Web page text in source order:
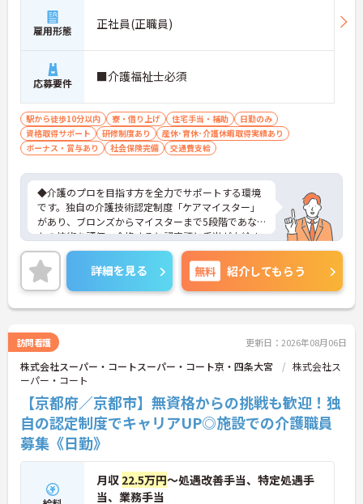
雇用形態 正社員(正職員)
応募要件 ■介護福祉士必須
駅から徒歩10分以内 寮・借り上げ 住宅手当・補助
日勤のみ
資格取得サポート
研修制度あり
産休･育休･介護休暇取得実績あり
ボーナス・賞与あり
社会保険完備 交通費支給
◆介護のプロを目指す方を全力でサポートする環境
です。独自の介護技術認定制度「ケアマイスター」
があり、ブロンズからマイスターまで5段階であな
たの技術を評価。合格すると認定証と手当が支給さ
れます。
◆スタッフ同士の繋がりを大切にするため「サンク
スバッジ」という素敵な制度を導入しています。ス
マホやパソコンから、部署や施設を超えた仲間に
「ありがとう」のバッジを送り合う仕組みで、毎月
些細なことでも感謝を伝え合い、認め合えるため、
風通しが良くとてもあたたかい雰囲気の職場です。
また、「もっとこうしたら良くなるかも！」という
現場の小さなアイデアを大切にしており、入社1日
目から誰でもいくつでも提案できる「フジキャタ提
案」制度があり、毎月役員がすべての提案に目を通
します。自分の気づきが実際のサービス向上につな
がるため、やりがいを持って仕事に取り組めます。
詳細を見る 無料 紹介してもらう
訪問看護 更新日：2026年08月06日
株式会社スーパー・コートスーパー・コート京・四条大宮
株式会社ス
ーパー・コート
【京都府／京都市】無資格からの挑戦も歓迎！独
自の認定制度でキャリアUP◎施設での介護職員
募集《日勤》
月収 22.5万円～処遇改善手当、特定処遇手
当、業務手当